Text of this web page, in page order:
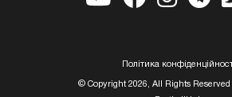
Полiтика
© Copyright 2026, All Rights Reserved